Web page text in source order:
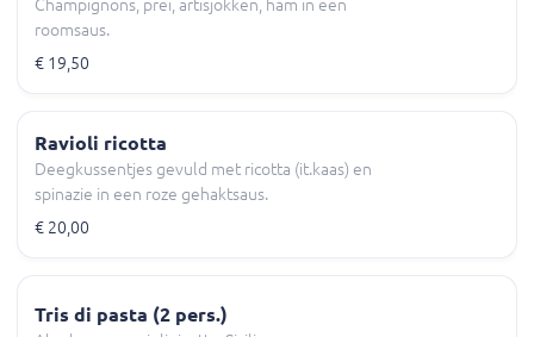
Champignons, prei, artisjokken, ham in een
roomsaus.
€ 19,50
Ravioli ricotta
Deegkussentjes gevuld met ricotta (it.kaas) en
spinazie in een roze gehaktsaus.
€ 20,00
Tris di pasta (2 pers.)